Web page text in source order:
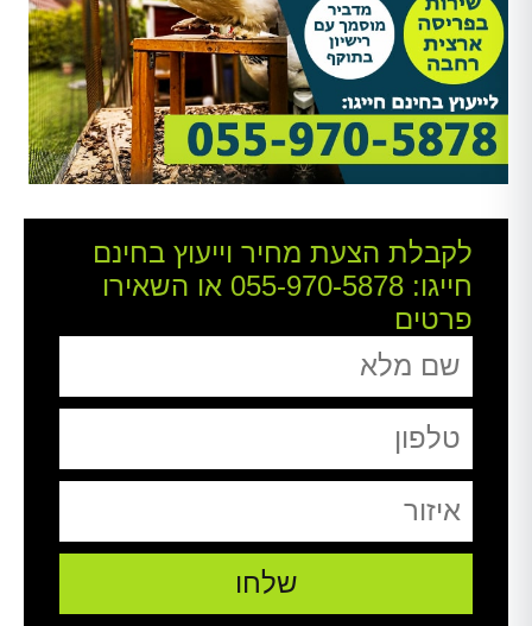
לקבלת הצעת מחיר וייעוץ בחינם
חייגו: 055-970-5878 או השאירו
פרטים